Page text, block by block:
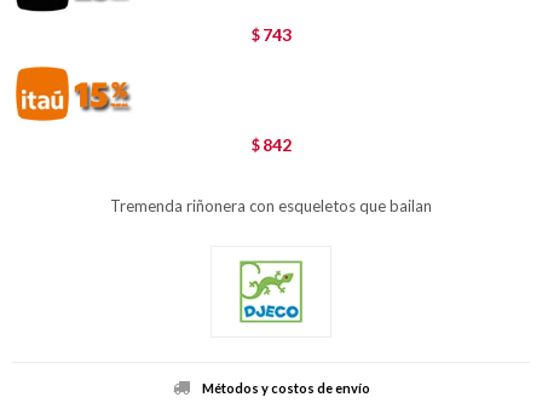
$ 743
$ 842
Tremenda riñonera con esqueletos que bailan
Métodos y costos de envío